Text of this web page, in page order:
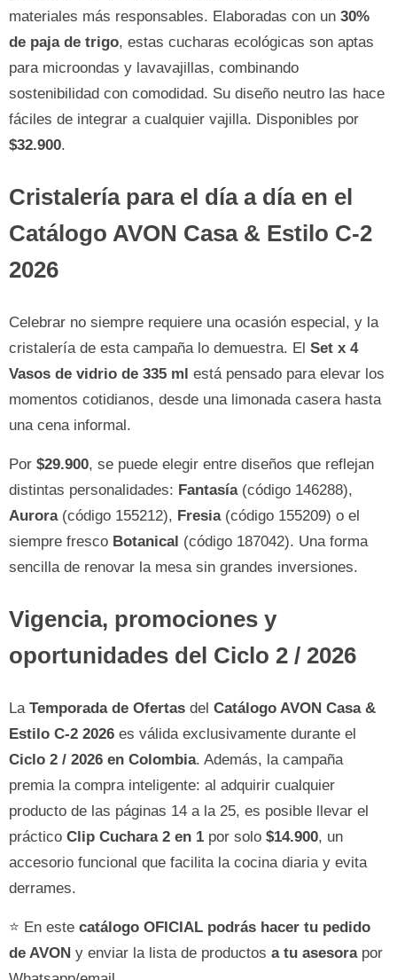
materiales más responsables. Elaboradas con un 30%
de paja de trigo, estas cucharas ecológicas son aptas
para microondas y lavavajillas, combinando
sostenibilidad con comodidad. Su diseño neutro las hace
fáciles de integrar a cualquier vajilla. Disponibles por
$32.900.
Cristalería para el día a día en el
Catálogo AVON Casa & Estilo C-2
2026
Celebrar no siempre requiere una ocasión especial, y la
cristalería de esta campaña lo demuestra. El Set x 4
Vasos de vidrio de 335 ml está pensado para elevar los
momentos cotidianos, desde una limonada casera hasta
una cena informal.
Por $29.900, se puede elegir entre diseños que reflejan
distintas personalidades: Fantasía(código 146288),
Aurora(código 155212), Fresia(código 155209) o el
siempre fresco Botanical (código 187042). Una forma
sencilla de renovar la mesa sin grandes inversiones.
Vigencia, promociones y
oportunidades del Ciclo 2 / 2026
La Temporada de Ofertas del Catálogo AVON Casa &
Estilo C-2 2026 es válida exclusivamente durante el
Ciclo 2 / 2026 en Colombia. Además, la campaña
premia la compra inteligente: al adquirir cualquier
producto de las páginas 14 a la 25, es posible llevar el
práctico Clip Cuchara 2 en 1 por solo $14.900, un
accesorio funcional que facilita la cocina diaria y evita
derrames.
⭐ En este catálogo OFICIAL podrás hacer tu pedido
de AVON y enviar la lista de productos a tu asesora por